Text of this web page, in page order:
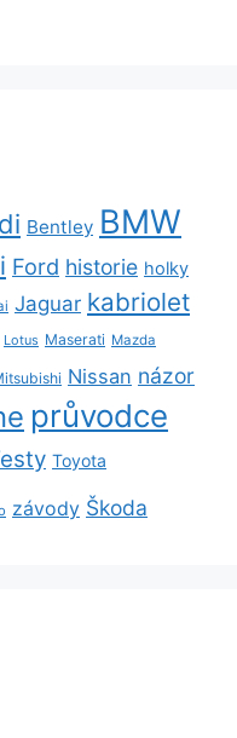
Bentley BMW
Ford historie holky
Jaguar kabriolet
Lotus Maserati Mazda
Nissan názor
průvodce
Toyota
závody Škoda